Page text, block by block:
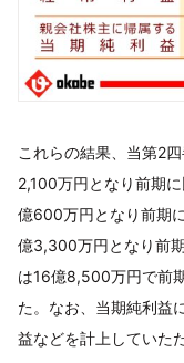
これらの結果、当第2
2,100万円となり前期
億600万円となり前期
億3,300万円となり前
は16億8,500万円で前
た。なお、当期純利益
益などを計上していた